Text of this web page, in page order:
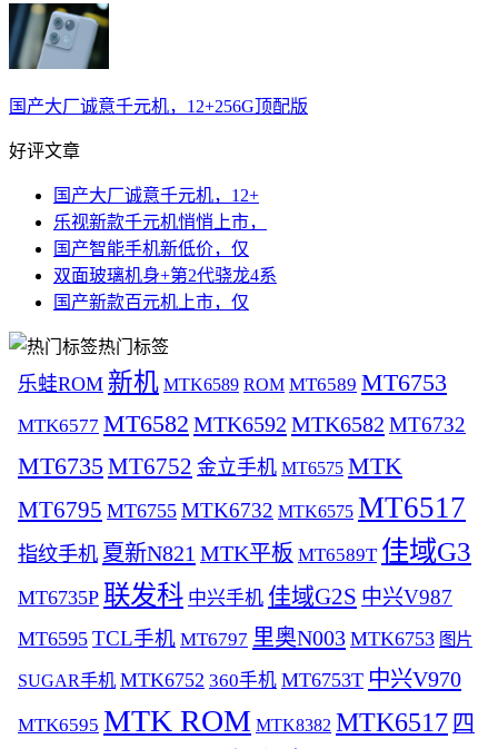
国产大厂诚意千元机，12+256G顶配版
好评文章
国产大厂诚意千元机，12+
乐视新款千元机悄悄上市，
国产智能手机新低价，仅
双面玻璃机身+第2代骁龙4系
国产新款百元机上市，仅
热门标签
乐蛙ROM 新机 MTK6589 ROM MT6589 MT6753
MTK6577 MT6582 MTK6592 MTK6582 MT6732
MT6735MT6752 金立手机 MT6575 MTK
MT6795 MT6755 MTK6732 MTK6575 MT6517
指纹手机 夏新N821 MTK平板 MT6589T 佳域G3
MT6735P 联发科 中兴手机 佳域G2S 中兴V987
MT6595 TCL手机 MT6797 里奥N003 MTK6753 图片
SUGAR手机 MTK6752 360手机 MT6753T 中兴V970
MTK6595 MTK ROM MTK8382 MTK6517 四